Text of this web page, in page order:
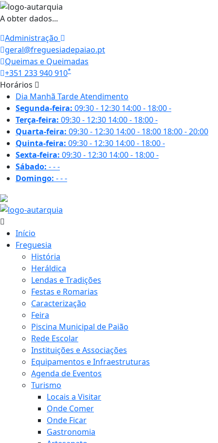
A obter dados...
Administração
geral@freguesiadepaiao.pt
Queimas e Queimadas
+351 233 940 910*
Horários
Dia Manhã TardeAtendimento
Segunda-feira: 09:30 - 12:30 14:00 - 18:00-
Terça-feira: 09:30 - 12:30 14:00 - 18:00-
Quarta-feira: 09:30 - 12:30 14:00 - 18:00 18:00 - 20:00
Quinta-feira: 09:30 - 12:30 14:00 - 18:00-
Sexta-feira: 09:30 - 12:30 14:00 - 18:00-
Sábado: ---
Domingo: ---
Início
Freguesia
História
Heráldica
Lendas e Tradições
Festas e Romarias
Caracterização
Feira
Piscina Municipal de Paião
Rede Escolar
Instituições e Associações
Equipamentos e Infraestruturas
Agenda de Eventos
Turismo
Locais a Visitar
Onde Comer
Onde Ficar
Gastronomia